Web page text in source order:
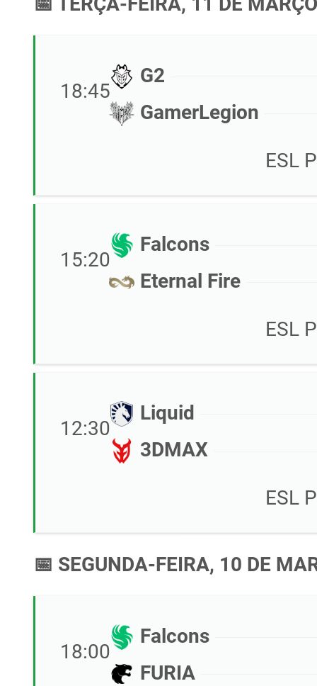
18:45
G2
GamerLegion
ESL
15:20
Falcons
Eternal Fire
ESL
12:30
Liquid
3DMAX
ESL
📅 SEGUNDA-FEIRA, 10 DE
18:00
Falcons
FURIA